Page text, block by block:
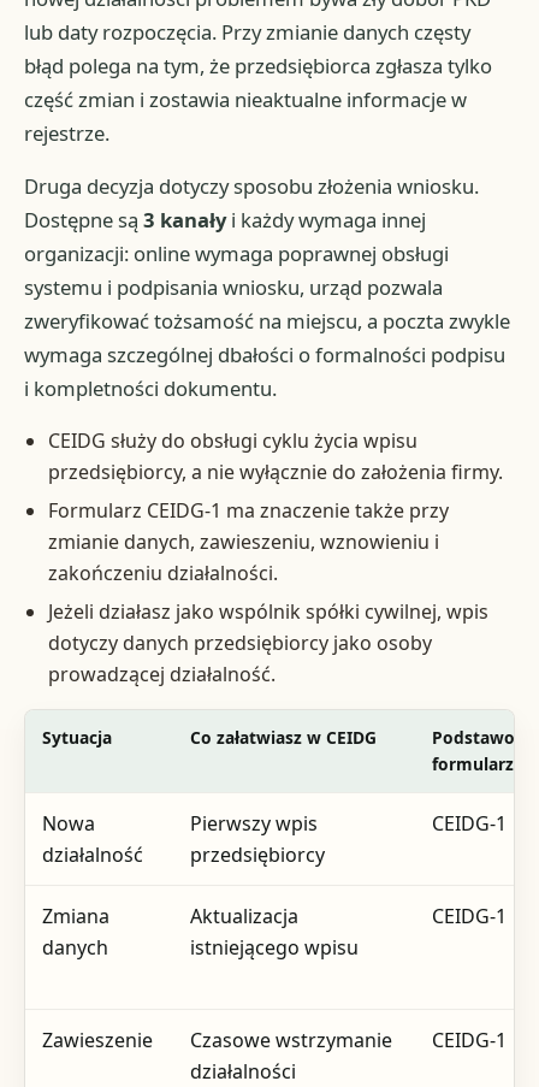
lub daty rozpoczęcia. Przy zmianie danych częsty
błąd polega na tym, że przedsiębiorca zgłasza tylko
część zmian i zostawia nieaktualne informacje w
rejestrze.
Druga decyzja dotyczy sposobu złożenia wniosku.
Dostępne są3 kanałyi każdy wymaga innej
organizacji: online wymaga poprawnej obsługi
systemu i podpisania wniosku, urząd pozwala
zweryfikować tożsamość na miejscu, a poczta zwykle
wymaga szczególnej dbałości o formalności podpisu
i kompletności dokumentu.
CEIDG służy do obsługi cyklu życia wpisu
przedsiębiorcy, a nie wyłącznie do założenia firmy.
Formularz CEIDG-1 ma znaczenie także przy
zmianie danych, zawieszeniu, wznowieniu i
zakończeniu działalności.
Jeżeli działasz jako wspólnik spółki cywilnej, wpis
dotyczy danych przedsiębiorcy jako osoby
prowadzącej działalność.
Sytuacja Co załatwiasz w CEIDG
Podstawowy
formularz
Nowa
działalność
Pierwszy wpis
przedsiębiorcy
CEIDG-1
Zmiana
danych
Aktualizacja
istniejącego wpisu
CEIDG-1
Zawieszenie
Czasowe wstrzymanie
działalności
CEIDG-1